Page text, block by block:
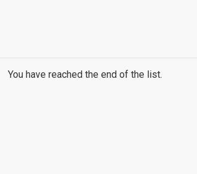
You have reached the end of the list.